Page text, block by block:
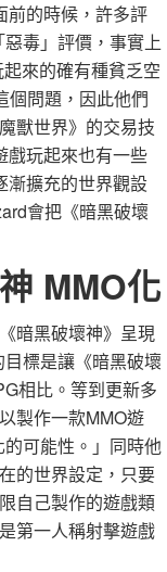
前的時候，許多評
毒」評價，事實上
來的確有種貧乏空
個問題，因此他們
獸世界》的交易技
戲玩起來也有一些
漸擴充的世界觀設
會把《暗黑破壞
MMO化
暗黑破壞神》呈現
標是讓《暗黑破壞
相比。等到更新多
製作一款MMO遊
可能性。」同時他
的世界設定，只要
自己製作的遊戲類
第一人稱射擊遊戲